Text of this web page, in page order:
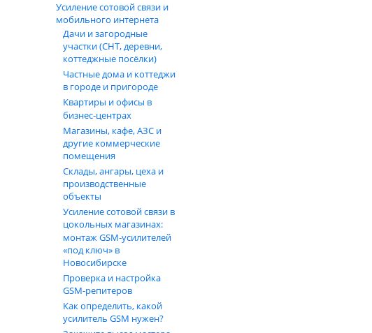
Усиление сотовой связи и
мобильного интернета
Дачи и загородные
участки (СНТ, деревни,
коттеджные посёлки)
Частные дома и коттеджи
в городе и пригороде
Квартиры и офисы в
бизнес‑центрах
Магазины, кафе, АЗС и
другие коммерческие
помещения
Склады, ангары, цеха и
производственные
объекты
Усиление сотовой связи в
цокольных магазинах:
монтаж GSM‑усилителей
«под ключ» в
Новосибирске
Проверка и настройка
GSM-репитеров
Как определить, какой
усилитель GSM нужен?